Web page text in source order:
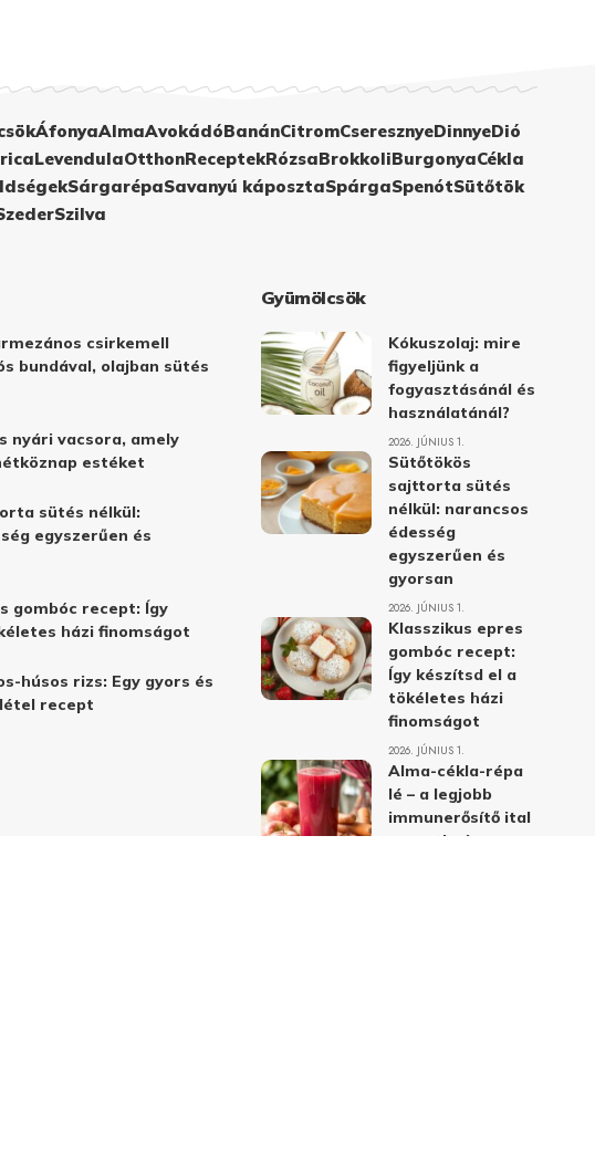
ÁfonyaAlmaAvokádóBanánCitromCseresznyeDinnyeDió
LevendulaOtthonReceptekRózsaBrokkoliBurgonyaCékla
SárgarépaSavanyú káposztaSpárgaSpenótSütőtök
Szilva
csirkemell
bundával, olajban sütés
nyári vacsora, amely
estéket
sütés nélkül:
egyszerűen és
gombóc recept: Így
házi finomságot
húsos rizs: Egy gyors és
recept
Gyümölcsök
Kókuszolaj: mire
figyeljünk a
fogyasztásánál és
használatánál?
2026. JÚNIUS 1.
Sütőtökös
sajttorta sütés
nélkül: narancsos
édesség
egyszerűen és
gyorsan
2026. JÚNIUS 1.
Klasszikus epres
gombóc recept:
Így készítsd el a
tökéletes házi
finomságot
2026. JÚNIUS 1.
Alma-cékla-répa
lé – a legjobb
immunerősítő ital
receptje és